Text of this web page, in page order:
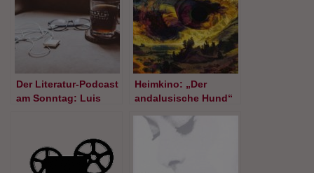
Der Literatur-Podcast
am Sonntag: Luis
sentimentalen
Killers“
Heimkino: „Der
andalusische Hund“